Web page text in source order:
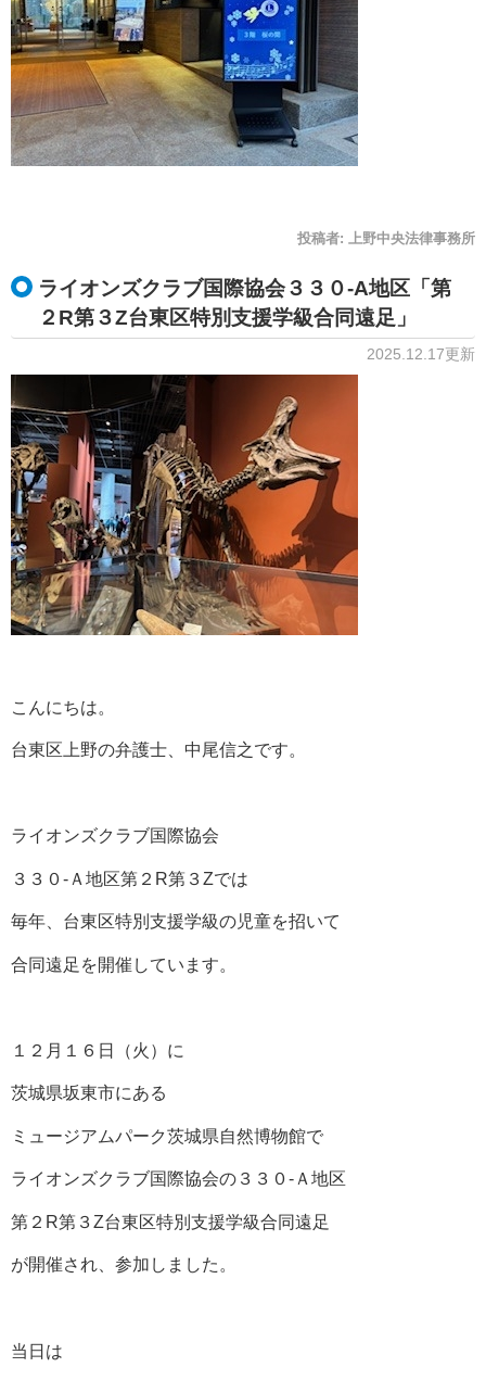
投稿者: 上野中央法律事務所
ライオンズクラブ国際協会３３０‐A地区「第
２R第３Z台東区特別支援学級合同遠足」
2025.12.17更新
こんにちは。
台東区上野の弁護士、中尾信之です。
ライオンズクラブ国際協会
３３０‐Ａ地区第２R第３Zでは
毎年、台東区特別支援学級の児童を招いて
合同遠足を開催しています。
１２月１６日（火）に
茨城県坂東市にある
ミュージアムパーク茨城県自然博物館で
ライオンズクラブ国際協会の３３０‐Ａ地区
第２R第３Z台東区特別支援学級合同遠足
が開催され、参加しました。
当日は